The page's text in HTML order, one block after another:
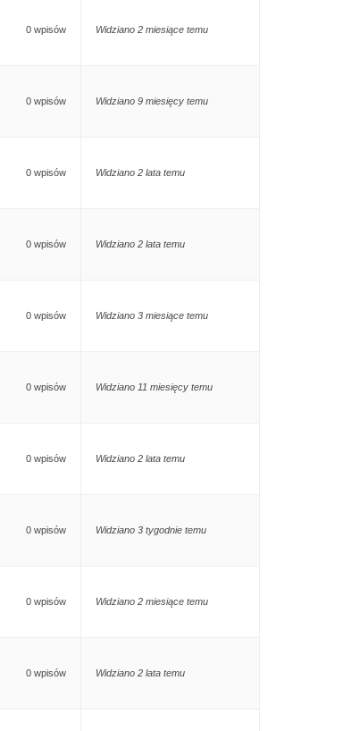
0 wpisów Widziano 2 miesiące temu
0 wpisów Widziano 9 miesięcy temu
0 wpisów Widziano 2 lata temu
0 wpisów Widziano 2 lata temu
0 wpisów Widziano 3 miesiące temu
0 wpisów Widziano 11 miesięcy temu
0 wpisów Widziano 2 lata temu
0 wpisów Widziano 3 tygodnie temu
0 wpisów Widziano 2 miesiące temu
0 wpisów Widziano 2 lata temu